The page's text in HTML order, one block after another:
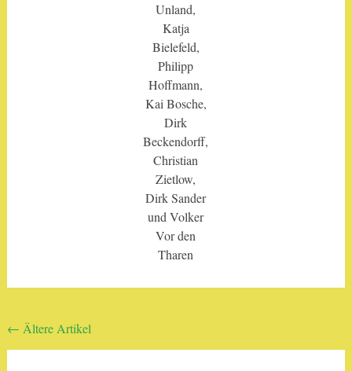
Unland,
Katja
Bielefeld,
Philipp
Hoffmann,
Kai Bosche,
Dirk
Beckendorff,
Christian
Zietlow,
Dirk Sander
und Volker
Vor den
Tharen
Beitragsnavigation
← Ältere Artikel